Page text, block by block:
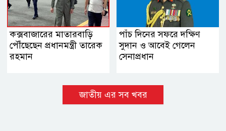
কক্সবাজারের মাতারবাড়ি
পৌঁছেছেন প্রধানমন্ত্রী তারেক
রহমান
পাঁচ দিনের সফরে দক্ষিণ
সুদান ও আবেই গেলেন
সেনাপ্রধান
জাতীয় এর সব খবর